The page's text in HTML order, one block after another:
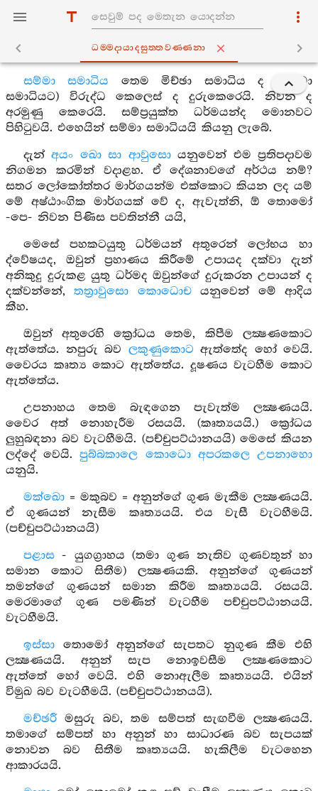
ධම‍්මදායාදසුත‍්තවණ‍්ණනා
සම්මා සමාධිය තෙම මිච්ඡා සමාධිය ද (සම්මා
සමාධියට) විරුද්ධ කෙලෙස් ද දුරුකෙරෙයි. නිවන ද
අරමුණු කෙරෙයි. සම්ප්‍රයුක්ත ධර්මයන්ද මොනවට
පිහිටුවයි. එහෙයින් සම්මා සමාධියයි කියනු ලැබේ.
දැන්අයං ඛො සා ආවුසොයනුවෙන් එම ප්‍රතිපදාවම
නිගමන කරමින් වදාළහ. ඒ දේශනාවගේ අර්ථය නම්?
සතර ලෝකෝත්තර මාර්ගයන්ම එක්කොට කියන ලද යම්
මේ අෂ්ඨාංගික මාර්ගයක් වේ ද, ඇවැත්නි, ඕ තොමෝ
-පෙ- නිවන පිණිස පවතින්නී යයි,
මෙසේ පහකටයුතු ධර්මයන් අතුරෙන් ලෝභය හා
ද්වේෂයද, ඔවුන් ප්‍රහාණය කිරීමේ උපායද දක්වා දැන්
අනිකුදු දුරුකළ යුතු ධර්මද ඔවුන්ගේ දුරුකරන උපායන් ද
දක්වන්නේ,තත්‍රාවුසො කොධොචයනුවෙන් මේ ආදිය
කීහ.
ඔවුන් අතුරෙහි ක්‍රෝධය තෙම, කිපීම ලක්‍ෂණකොට
ඇත්තේය. නපුරු බව ලකුණුකොට ඇත්තේද හෝ වෙයි.
වෛරය කෘත්‍ය කොට ඇත්තේය. දූෂණය වැටහීම කොට
ඇත්තේය.
උපනාහය තෙම බැඳගෙන පැවැත්ම ලක්‍ෂණයයි.
වෛර අත් නොහැරීම රසයයි. (කෘත්‍යයයි.) ක්‍රෝධය
ලුහුබඳනා බව වැටහීමයි. (පච්චුපට්ඨානයයි) මෙසේ කියන
ලද්දේ වෙයි.පුබ්බකාලෙ කොධො අපරකලෙ උපනාහො
යනුයි.
මක්ඛො= මකුබව = අනුන්ගේ ගුණ මැකීම ලක්‍ෂණයයි.
ඒ ගුණයන් නැසීම කෘත්‍යයයි. එය වැසී වැටහීමයි.
(පච්චුපට්ඨානයයි)
පළාස- යුගග්‍රාහය (තමා ගුණ නැතිව ගුණවතුන් හා
සමාන කොට සිතීම) ලක්‍ෂණයකි. අනුන්ගේ ගුණයන්
තමන්ගේ ගුණයන් සමාන කිරීම කෘත්‍යයයි. රසයයි.
මෙරමාගේ ගුණ පමණින් වැටහීම පච්චුපට්ඨානයයි.
වැටහීමයි.
ඉස්සාතොමෝ අනුන්ගේ සැපතට නුගුණ කීම එහි
ලක්‍ෂණයයි. අනුන් සැප නොඉවසීම ලක්‍ෂණකොට
ඇත්තේ හෝ වෙයි. එහි නොඇලීම කෘත්‍යයයි. එයින්
විමුඛ බව වැටහීමයි. (පච්චුපට්ඨානයයි).
මච්ඡරීමසුරු බව, තම සම්පත් සැඟවීම ලක්‍ෂණයයි.
තමාගේ සම්පත් හා අනුන් හා සාධාරණ බව සැපයක්
නොවන බව සිතීම කෘත්‍යයයි. හැකිලීම වැටහෙන
ආකාරයයි.